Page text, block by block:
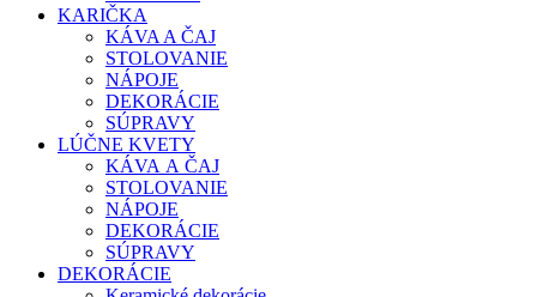
KARIČKA
KÁVA A ČAJ
STOLOVANIE
NÁPOJE
DEKORÁCIE
SÚPRAVY
LÚČNE KVETY
KÁVA A ČAJ
STOLOVANIE
NÁPOJE
DEKORÁCIE
SÚPRAVY
DEKORÁCIE